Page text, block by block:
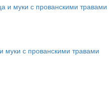
муки с прованскими травами